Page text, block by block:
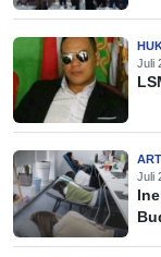
Juli
Juli